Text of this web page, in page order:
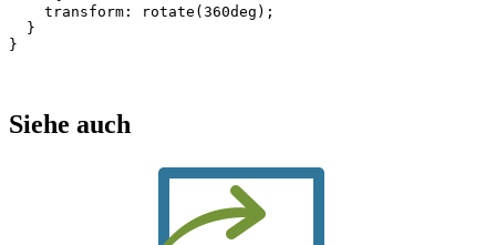
transform : rotate ( 360deg );
}
}
Siehe auch